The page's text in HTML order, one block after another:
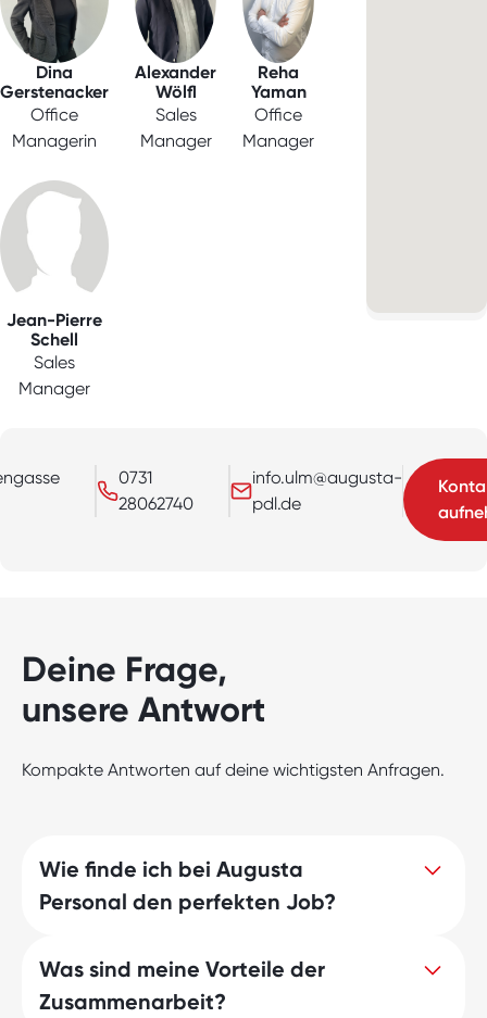
Dina
Gerstenacker
Office
Managerin
Alexander
Wölfl
Sales
Manager
Reha
Yaman
Office
Manager
Jean-Pierre
Schell
Sales
Manager
0731
28062740
info.ulm@augusta-
pdl.de
Deine Frage,
unsere Antwort
Kompakte Antworten auf deine wichtigsten Anfragen.
Wie finde ich bei Augusta
Personal den perfekten Job?
Entdecke jetzt Deinen Traumjob mit
Augusta Personal! Wir geben Dir Zugang
Was sind meine Vorteile der
Zusammenarbeit?